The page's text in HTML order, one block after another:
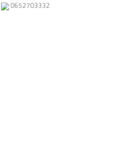
0652703332